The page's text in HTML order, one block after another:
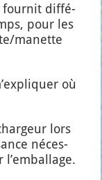
four­nit dif­fé­
pour les
manette
où
lors
néces­